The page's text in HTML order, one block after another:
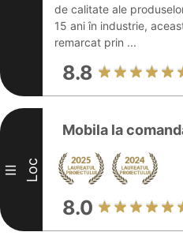
de calitate ale
15 ani în industrie,
remarcat prin ...
8.8
III Loc
Mobila la
8.0